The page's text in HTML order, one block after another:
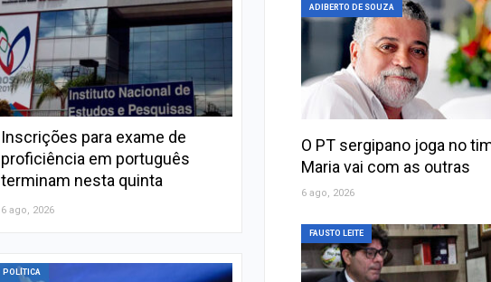
Inscrições para exame de
proficiência em português
terminam nesta quinta
6 ago, 2026
POLÍTICA
ADIBERTO DE SOUZA
O PT sergipano joga no
Maria vai com as outras
6 ago, 2026
FAUSTO LEITE